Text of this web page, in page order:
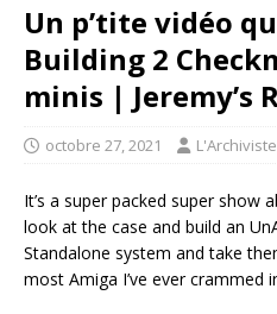
Un p’tite vidéo
Building 2
minis | Jeremy’s
octobre 27, 2021 L'Archiviste
It’s a super packed super show
look at the case and build an
Standalone system and take
most Amiga I’ve ever crammed